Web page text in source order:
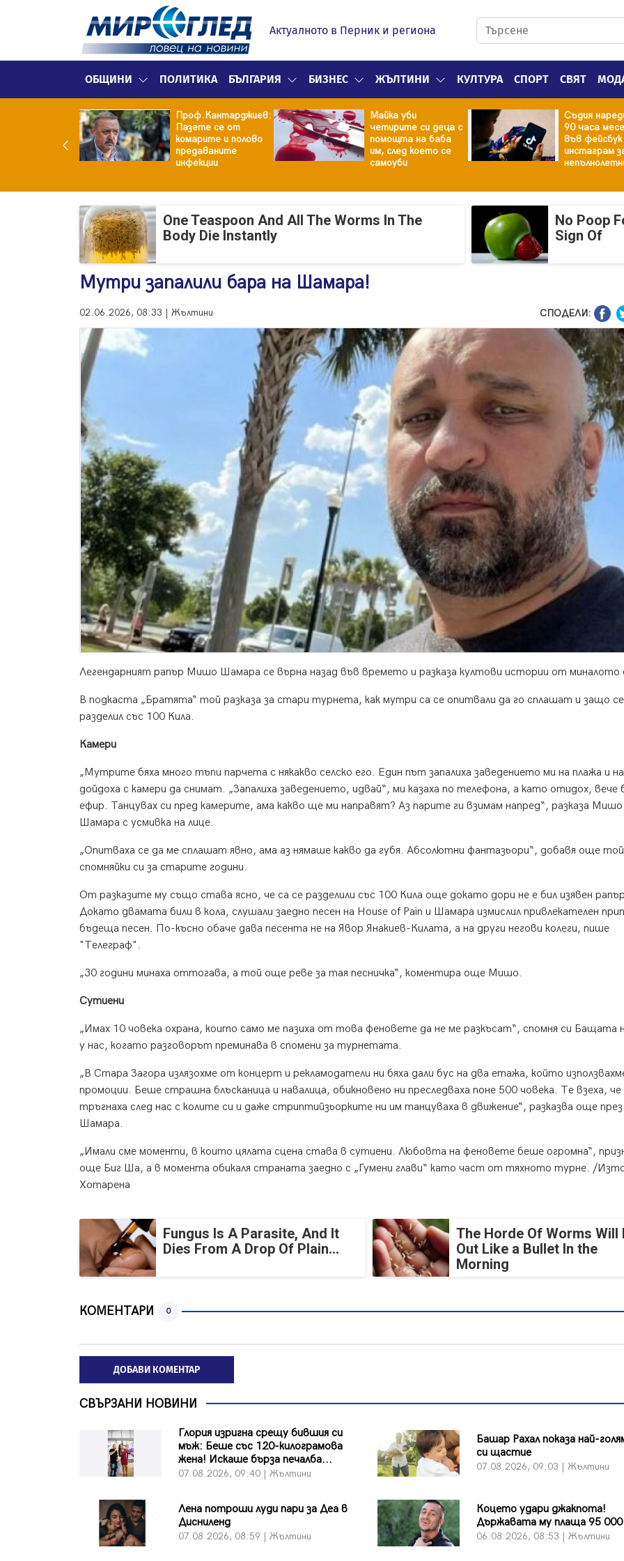
Актуалното в Перник и региона
ОБЩИНИ ПОЛИТИКА БЪЛГАРИЯ БИЗНЕС ЖЪЛТИНИ КУЛТУРА СПОРТ СВЯТ
Беше със 120-
жена!
Проф.Кантарджиев:
Пазете се от
комарите и полово
предаваните
инфекции
Майка уби
четирите си деца с
помощта на баба
им, след което се
самоуби
Съдия
90 часа
във фейсбук
инстаграм
One Teaspoon And All The Worms In The
Body Die Instantly
No Poop
Sign Of
Мутри запалили бара на Шамара!
02.06.2026, 08:33 | Жълтини СПОДЕЛИ:
Легендарният рапър Мишо Шамара се върна назад във времето и разказа култови истории от миналото
В подкаста „Братята“ той разказа за стари турнета, как мутри са се опитвали да го сплашат и защо
разделил със 100 Кила.
Камери
„Мутрите бяха много тъпи парчета с някакво селско его. Един път запалиха заведението ми на плажа и
дойдоха с камери да снимат. „Запалиха заведението, идвай“, ми казаха по телефона, а като отидох, вече
ефир. Танцувах си пред камерите, ама какво ще ми направят? Аз парите ги взимам напред“, разказа Мишо
Шамара с усмивка на лице.
„Опитваха се да ме сплашат явно, ама аз нямаше какво да губя. Абсолютни фантазьори“, добавя още
спомняйки си за старите години.
От разказите му също става ясно, че са се разделили със 100 Кила още докато дори не е бил изявен
Докато двамата били в кола, слушали заедно песен на House of Pain и Шамара измислил привлекателен
бъдеща песен. По-късно обаче дава песента не на Явор Янакиев-Килата, а на други негови колеги, пише
"Телеграф".
„30 години минаха оттогава, а той още реве за тая песничка“, коментира още Мишо.
Сутиени
„Имах 10 човека охрана, които само ме пазиха от това феновете да не ме разкъсат“, спомня си Бащата
у нас, когато разговорът преминава в спомени за турнетата.
„В Стара Загора излязохме от концерт и рекламодатели ни бяха дали бус на два етажа, който
промоции. Беше страшна блъсканица и навалица, обикновено ни преследваха поне 500 човека. Те взеха, че
тръгнаха след нас с колите си и даже стриптийзьорките ни им танцуваха в движение“, разказва още през
Шамара.
„Имали сме моменти, в които цялата сцена става в сутиени. Любовта на феновете беше огромна“,
още Биг Ша, а в момента обикаля страната заедно с „Гумени глави“ като част от тяхното турне. /
Хотарена
Fungus Is A Parasite, And It
Dies From A Drop Of Plain...
The Horde Of Worms Will
Out Like a Bullet In the
Morning
КОМЕНТАРИ 0
ДОБАВИ КОМЕНТАР
СВЪРЗАНИ НОВИНИ
Глория изригна срещу бившия си
мъж: Беше със 120-килограмова
жена! Искаше бърза печалба...
07.08.2026, 09:40 | Жълтини
Башар Рахал показа най-
си щастие
07.08.2026, 09:03 | Жълтини
Лена потроши луди пари за Деа в
Дисниленд
07.08.2026, 08:59 | Жълтини
Коцето удари джакпота!
Държавата му плаща 95
06.08.2026, 08:53 | Жълтини